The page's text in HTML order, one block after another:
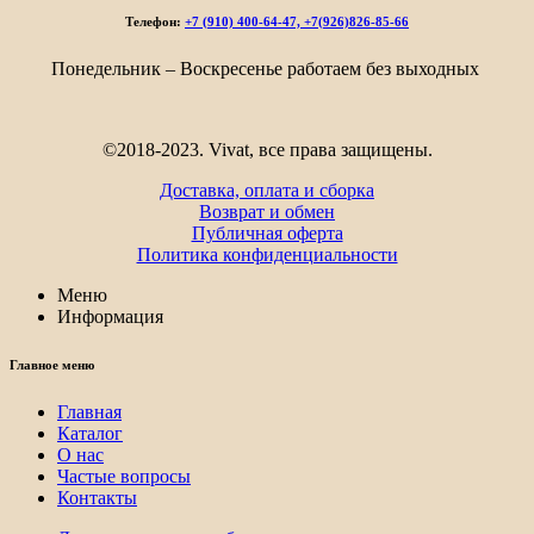
452₽
Телефон: +7 (910) 400-64-47, +7(926)826-85-66
Понедельник – Воскресенье работаем без выходных
©2018-2023. Vivat, все права защищены.
Доставка, оплата и сборка
Возврат и обмен
Публичная оферта
Политика конфиденциальности
Меню
Информация
Главное меню
Главная
Каталог
О нас
Частые вопросы
Контакты